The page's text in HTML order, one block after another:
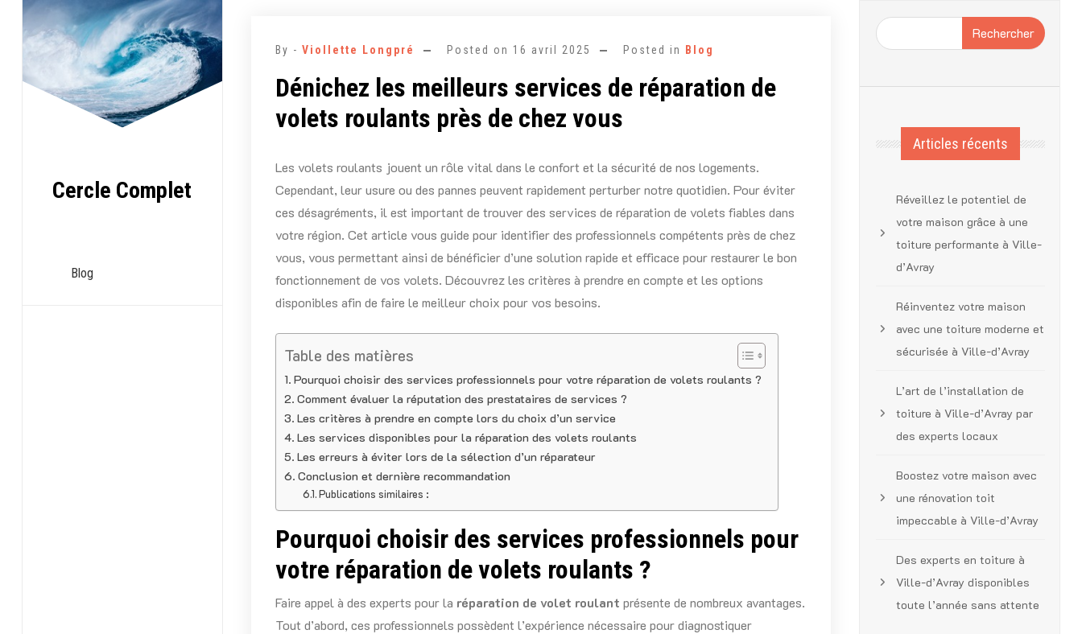
Aller
Cercle Complet
Blog
By - Viollette Longpré Posted on 16 avril 2025 Posted in Blog
Dénichez les meilleurs services de réparation de
volets roulants près de chez vous
Les volets roulants jouent un rôle vital dans le confort et la sécurité de nos logements.
Cependant, leur usure ou des pannes peuvent rapidement perturber notre quotidien. Pour éviter
ces désagréments, il est important de trouver des services de réparation de volets fiables dans
votre région. Cet article vous guide pour identifier des professionnels compétents près de chez
vous, vous permettant ainsi de bénéficier d’une solution rapide et efficace pour restaurer le bon
fonctionnement de vos volets. Découvrez les critères à prendre en compte et les options
disponibles afin de faire le meilleur choix pour vos besoins.
Table des matières
Pourquoi choisir des services professionnels pour votre réparation de volets roulants ?
Comment évaluer la réputation des prestataires de services ?
Les critères à prendre en compte lors du choix d’un service
Les services disponibles pour la réparation des volets roulants
Les erreurs à éviter lors de la sélection d’un réparateur
Conclusion et dernière recommandation
Publications similaires :
Pourquoi choisir des services professionnels pour
votre réparation de volets roulants ?
Faire appel à des experts pour la réparation de volet roulant présente de nombreux avantages.
Tout d’abord, ces professionnels possèdent l’expérience nécessaire pour diagnostiquer
Rechercher
Articles récents
Réveillez le potentiel de
votre maison grâce à une
toiture performante à Ville-
d’Avray
Réinventez votre maison
avec une toiture moderne et
sécurisée à Ville-d’Avray
L’art de l’installation de
toiture à Ville-d’Avray par
des experts locaux
Boostez votre maison avec
une rénovation toit
impeccable à Ville-d’Avray
Des experts en toiture à
Ville-d’Avray disponibles
toute l’année sans attente